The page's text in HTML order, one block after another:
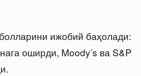
ижобий баҳолади:
оширди, Moody’s ва S&P